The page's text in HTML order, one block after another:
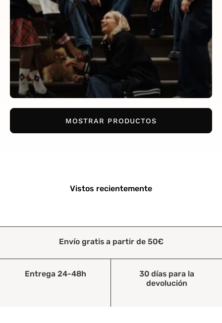
MOSTRAR PRODUCTOS
Vistos recientemente
Envío gratis a partir de 50€
Entrega 24-48h
30 días para la
devolución